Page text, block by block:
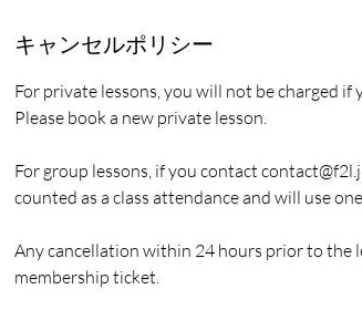
キャンセルポリシー
For private lessons, you will not be charged
Please book a new private lesson.
For group lessons, if you contact
counted as a class attendance and will use
Any cancellation within 24 hours prior to the
membership ticket.